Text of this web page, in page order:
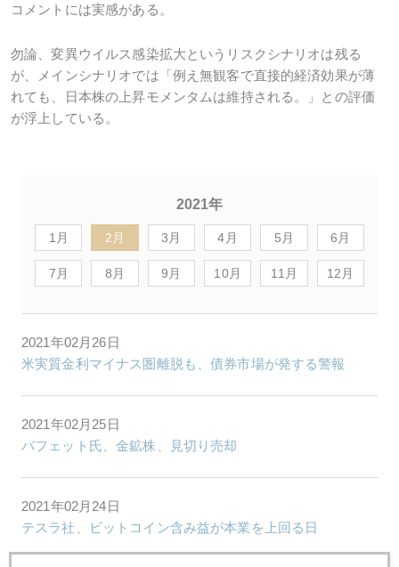
コメントには実感がある。
勿論、変異ウイルス感染拡大というリスクシナリオは残る
が、メインシナリオでは「例え無観客で直接的経済効果が薄
れても、日本株の上昇モメンタムは維持される。」との評価
が浮上している。
2021年
1月 2月 3月 4月 5月 6月
7月 8月 9月 10月 11月 12月
2021年02月26日
米実質金利マイナス圏離脱も、債券市場が発する警報
2021年02月25日
バフェット氏、金鉱株、見切り売却
2021年02月24日
テスラ社、ビットコイン含み益が本業を上回る日